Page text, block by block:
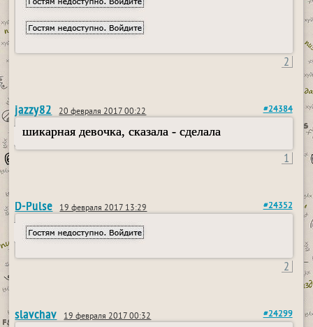
2
jazzy82 20 февраля 2017 00:22 #24384
шикарная девочка, сказала - сделала
1
D-Pulse 19 февраля 2017 13:29 #24352
2
slavchav 19 февраля 2017 00:32 #24299